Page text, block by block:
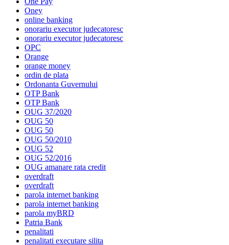
Oney
online banking
onorariu executor judecatoresc
onorariu executor judecatoresc
OPC
Orange
orange money
ordin de plata
Ordonanta Guvernului
OTP Bank
OTP Bank
OUG 37/2020
OUG 50
OUG 50
OUG 50/2010
OUG 52
OUG 52/2016
OUG amanare rata credit
overdraft
overdraft
parola internet banking
parola internet banking
parola myBRD
Patria Bank
penalitati
penalitati executare silita